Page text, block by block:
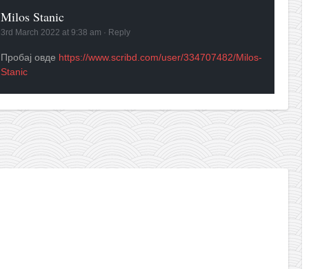
Milos Stanic
3rd March 2022 at 9:38 am · Reply
Пробај овде https://www.scribd.com/user/334707482/Milos-
Stanic